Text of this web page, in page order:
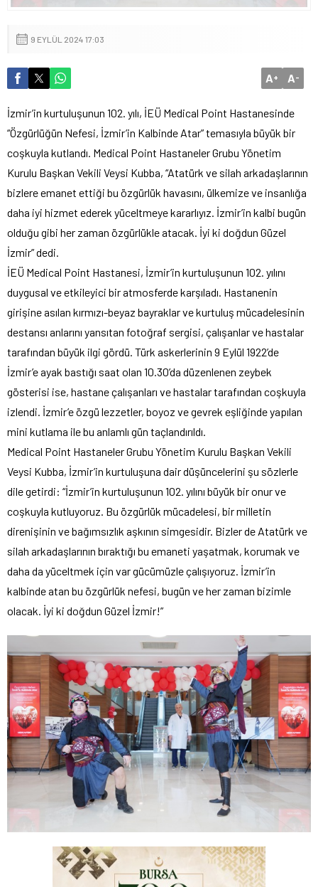
9 EYLÜL 2024 17:03
A+ A-
İzmir’in kurtuluşunun 102. yılı, İEÜ Medical Point Hastanesinde
“Özgürlüğün Nefesi, İzmir’in Kalbinde Atar” temasıyla büyük bir
coşkuyla kutlandı. Medical Point Hastaneler Grubu Yönetim
Kurulu Başkan Vekili Veysi Kubba, “Atatürk ve silah arkadaşlarının
bizlere emanet ettiği bu özgürlük havasını, ülkemize ve insanlığa
daha iyi hizmet ederek yüceltmeye kararlıyız. İzmir’in kalbi bugün
olduğu gibi her zaman özgürlükle atacak. İyi ki doğdun Güzel
İzmir” dedi.
İEÜ Medical Point Hastanesi, İzmir’in kurtuluşunun 102. yılını
duygusal ve etkileyici bir atmosferde karşıladı. Hastanenin
girişine asılan kırmızı-beyaz bayraklar ve kurtuluş mücadelesinin
destansı anlarını yansıtan fotoğraf sergisi, çalışanlar ve hastalar
tarafından büyük ilgi gördü. Türk askerlerinin 9 Eylül 1922’de
İzmir’e ayak bastığı saat olan 10.30’da düzenlenen zeybek
gösterisi ise, hastane çalışanları ve hastalar tarafından coşkuyla
izlendi. İzmir’e özgü lezzetler, boyoz ve gevrek eşliğinde yapılan
mini kutlama ile bu anlamlı gün taçlandırıldı.
Medical Point Hastaneler Grubu Yönetim Kurulu Başkan Vekili
Veysi Kubba, İzmir’in kurtuluşuna dair düşüncelerini şu sözlerle
dile getirdi: “İzmir’in kurtuluşunun 102. yılını büyük bir onur ve
coşkuyla kutluyoruz. Bu özgürlük mücadelesi, bir milletin
direnişinin ve bağımsızlık aşkının simgesidir. Bizler de Atatürk ve
silah arkadaşlarının bıraktığı bu emaneti yaşatmak, korumak ve
daha da yüceltmek için var gücümüzle çalışıyoruz. İzmir’in
kalbinde atan bu özgürlük nefesi, bugün ve her zaman bizimle
olacak. İyi ki doğdun Güzel İzmir!”